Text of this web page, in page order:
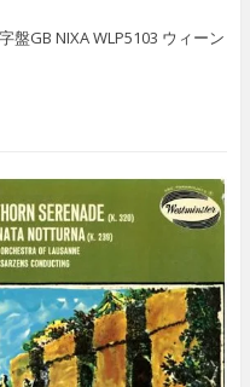
GB NIXA WLP5103 ウィーン